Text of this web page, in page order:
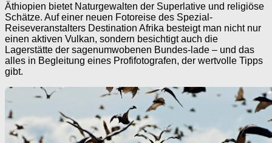
Äthiopien bietet Naturgewalten der Superlative und religiöse
Schätze. Auf einer neuen Fotoreise des Spezial-
Reiseveranstalters Destination Afrika besteigt man nicht nur
einen aktiven Vulkan, sondern besichtigt auch die
Lagerstätte der sagenumwobenen Bundes-lade – und das
alles in Begleitung eines Profifotografen, der wertvolle Tipps
gibt.